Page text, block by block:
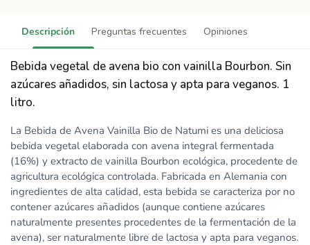
Descripción Preguntas frecuentes Opiniones
Bebida vegetal de avena bio con vainilla Bourbon. Sin
azúcares añadidos, sin lactosa y apta para veganos. 1
litro.
La Bebida de Avena Vainilla Bio de Natumi es una deliciosa
bebida vegetal elaborada con avena integral fermentada
(16%) y extracto de vainilla Bourbon ecológica, procedente de
agricultura ecológica controlada. Fabricada en Alemania con
ingredientes de alta calidad, esta bebida se caracteriza por no
contener azúcares añadidos (aunque contiene azúcares
naturalmente presentes procedentes de la fermentación de la
avena), ser naturalmente libre de lactosa y apta para veganos.